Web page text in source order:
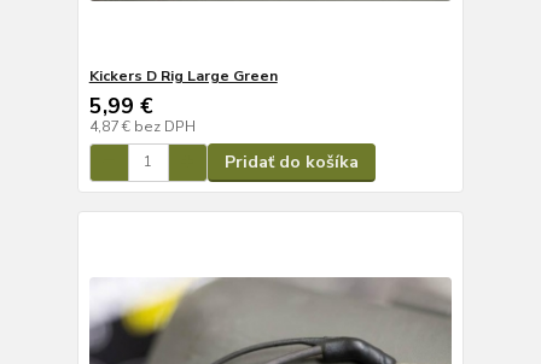
Kickers D Rig Large Green
5,99 €
4,87 € bez DPH
Pridať do košíka